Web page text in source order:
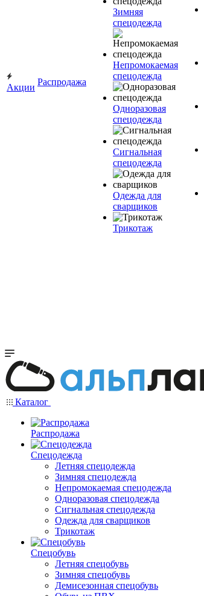
Акции
Распродажа
Зимняя
спецодежда
Непромокаемая
спецодежда
Одноразовая
спецодежда
Сигнальная
спецодежда
Одежда для
сварщиков
Трикотаж
Каталог
Распродажа
Спецодежда
Летняя спецодежда
Зимняя спецодежда
Непромокаемая спецодежда
Одноразовая спецодежда
Сигнальная спецодежда
Одежда для сварщиков
Трикотаж
Спецобувь
Летняя спецобувь
Зимняя спецобувь
Демисезонная спецобувь